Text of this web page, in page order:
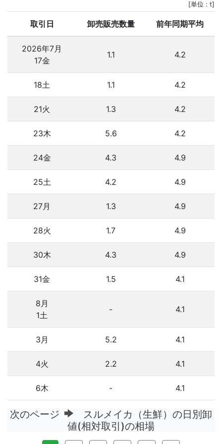
[単位 : t]
取引日 卸売販売数量 前年同期平均
2026年7月
17金
1.1 4.2
18土 1.1 4.2
21火 1.3 4.2
23木 5.6 4.2
24金 4.3 4.9
25土 4.2 4.9
27月 1.3 4.9
28火 1.7 4.9
30木 4.3 4.9
31金 1.5 4.1
8月
1土
- 4.1
3月 5.2 4.1
4火 2.2 4.1
6木 - 4.1
次のページ
スルメイカ（生鮮）の日別卸
値(相対取引)の相場